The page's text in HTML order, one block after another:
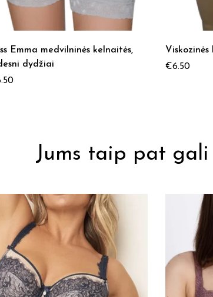
Emma medvilninės kelnaitės,
dydžiai
Viskozinės
€6.50
Jums taip pat